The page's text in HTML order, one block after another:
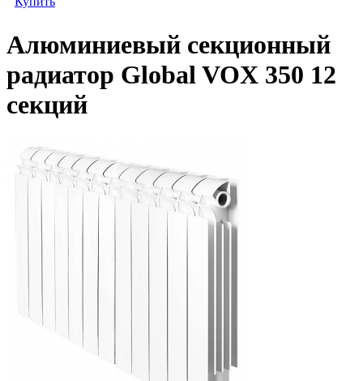
Алюминиевый секционный
радиатор Global VOX 350 12
секций